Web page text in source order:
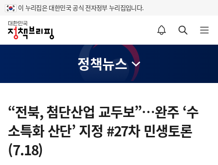
이 누리집은 대한민국 공식 전자정부 누리집입니다.
홈
알림설정 바로가기 검색 바로가기 메뉴 열기
정책뉴스
텐
영
역
“전북, 첨단산업 교두보”…완주 ‘수
소특화 산단’ 지정 #27차 민생토론
(7.18)